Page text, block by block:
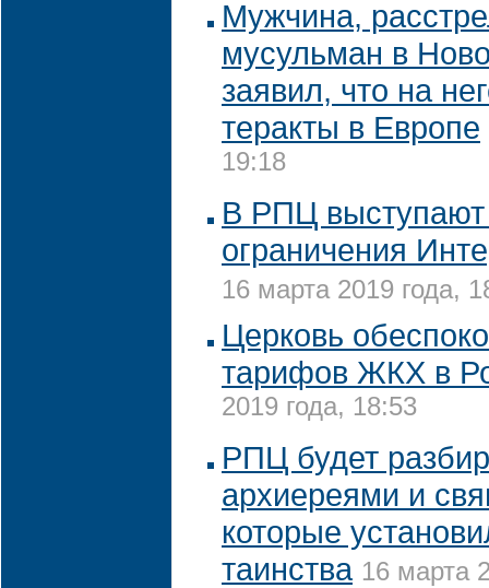
Мужчина,
мусульман в
заявил, что на
теракты в Европе
19:18
В РПЦ
ограничения
16 марта 2019 года,
Церковь
тарифов ЖКХ в
2019 года, 18:53
РПЦ будет
архиереями и
которые
таинства 16 марта